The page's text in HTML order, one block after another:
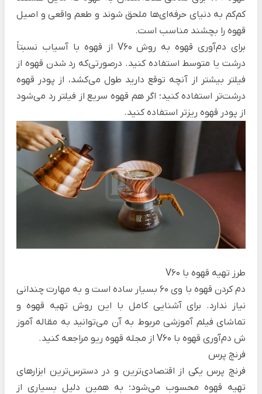
کم‌کم به دنیای حرفه‌ای‌ها ملحق شوند و طعم واقعی و اصیل
قهوه را بچشند مناسب است.
برای دم‌آوری قهوه به روش V60 از قهوه با آسیاب نسبتاً
درشت یا متوسط استفاده کنید. درصورتی‌که رد شدن قهوه از
فیلتر بیشتر از آنچه توقع دارید طول می‌کشد، از پودر قهوه
درشت‌تر استفاده کنید؛ اگر هم قهوه سریع از فیلتر رد می‌شود
از پودر قهوه ریزتر استفاده کنید.
طرز تهیه قهوه با V60
دم کردن قهوه با وی 60 بسیار ساده است و به مهارت چندانی
نیاز ندارد. برای آشنایی کامل با این روش تهیه قهوه و
تماشای فیلم آموزشی مربوط به آن می‌توانید به مقاله آموز
ش دم‌آوری قهوه با V60
از مجله قهوه ریو مراجعه کنید.
فرنچ پرس
فرنچ پرس یکی از اقتصادی‌ترین و در دسترس‌ترین ابزارهای
تهیه قهوه محسوب می‌شود؛ به همین دلیل بسیاری از